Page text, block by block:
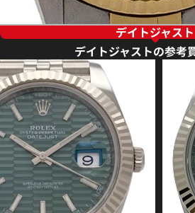
デイトジャスト
デイトジャストの参考